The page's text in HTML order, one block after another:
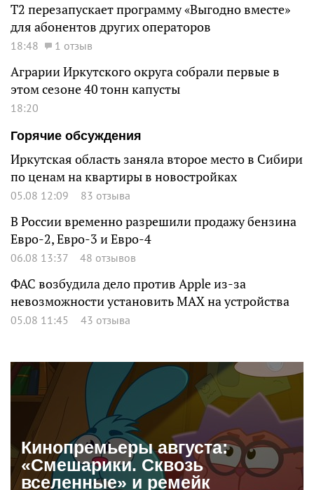
Т2 перезапускает программу «Выгодно вместе»
для абонентов других операторов
18:48 1 отзыв
Аграрии Иркутского округа собрали первые в
этом сезоне 40 тонн капусты
18:20
Горячие обсуждения
Иркутская область заняла второе место в Сибири
по ценам на квартиры в новостройках
05.08 12:09 83 отзыва
В России временно разрешили продажу бензина
Евро-2, Евро-3 и Евро-4
06.08 13:37 48 отзывов
ФАС возбудила дело против Apple из-за
невозможности установить MAX на устройства
05.08 11:45 43 отзыва
Кинопремьеры августа:
«Смешарики. Сквозь
вселенные» и ремейк